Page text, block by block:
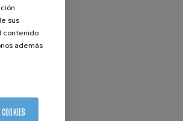
sus
contenido
además